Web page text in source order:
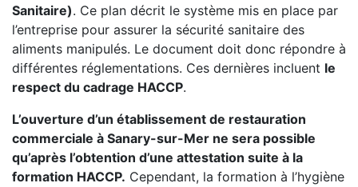
Sanitaire). Ce plan décrit le système mis en place par
l’entreprise pour assurer la sécurité sanitaire des
aliments manipulés. Le document doit donc répondre à
différentes réglementations. Ces dernières incluent le
respect du cadrage HACCP.
L’ouverture d’un établissement de restauration
commerciale à Sanary-sur-Mer ne sera possible
qu’après l’obtention d’une attestation suite à la
formation HACCP. Cependant, la formation à l’hygiène